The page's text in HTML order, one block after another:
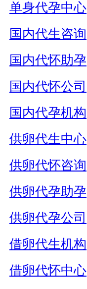
单身代孕中心
国内代生咨询
国内代怀助孕
国内代怀公司
国内代孕机构
供卵代生中心
供卵代怀咨询
供卵代孕助孕
供卵代孕公司
借卵代生机构
借卵代怀中心